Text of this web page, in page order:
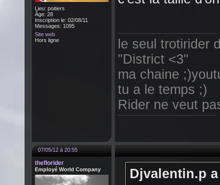
Lieu: poitiers
Âge: 28
Inscription le: 02/08/11
Messages: 1095
Site web
Hors ligne
le seul trotirider
"District <3"
ma chaine
tu a le temps ;)
Rider ne veut
07/05/12 à 20:55
theflorider
Employé World Company
Djvalentin.p